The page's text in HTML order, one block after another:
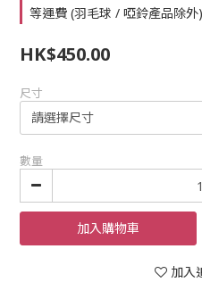
等運費 (羽毛球 / 啞鈴產品除外)
HK$450.00
尺寸
數量
加入購物車
加入